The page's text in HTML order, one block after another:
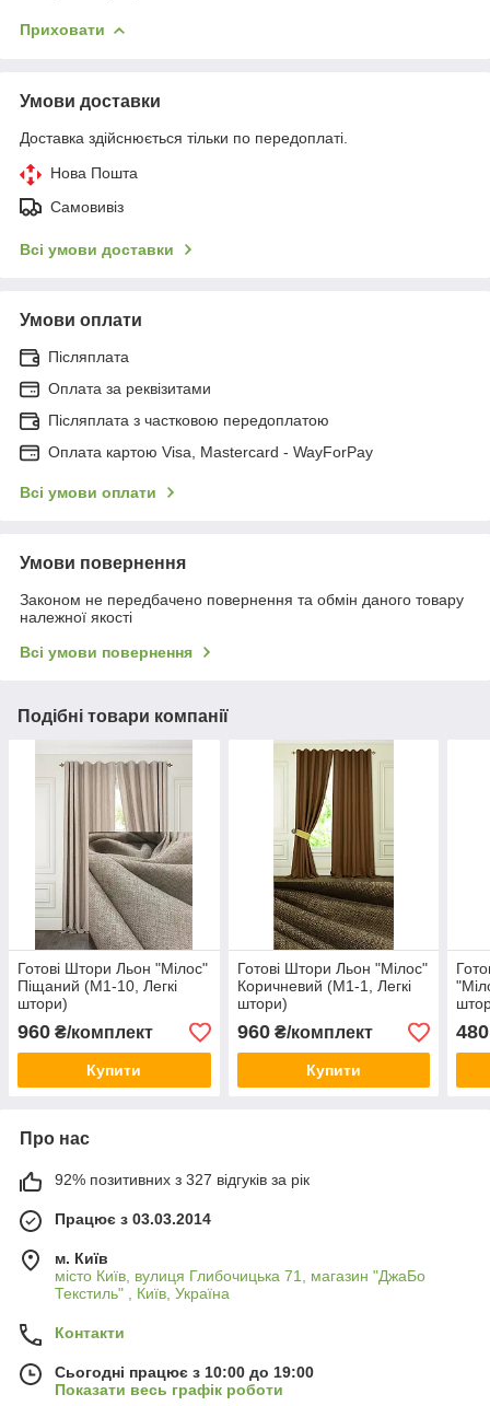
Приховати
Умови доставки
Доставка здійснюється тільки по передоплаті.
Нова Пошта
Самовивіз
Всі умови доставки
Умови оплати
Післяплата
Оплата за реквізитами
Післяплата з частковою передоплатою
Оплата картою Visa, Mastercard - WayForPay
Всі умови оплати
Умови повернення
Законом не передбачено повернення та обмін даного товару
належної якості
Всі умови повернення
Подібні товари компанії
Готові Штори Льон "Мілос"
Піщаний (М1-10, Легкі
штори)
960 ₴/комплект
Купити
Готові Штори Льон "Мілос"
Коричневий (М1-1, Легкі
штори)
960₴/комплект
Купити
480
Про нас
92% позитивних з 327 відгуків за рік
Працює з 03.03.2014
м. Київ
місто Київ, вулиця Глибочицька 71, магазин "ДжаБо
Текстиль" , Київ, Україна
Контакти
Сьогодні працює з 10:00 до 19:00
Показати весь графік роботи